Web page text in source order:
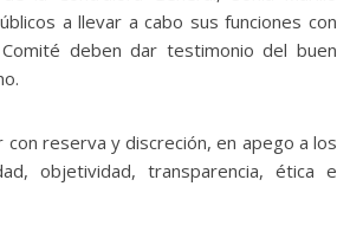
a llevar a cabo sus funciones con
deben dar testimonio del buen
reserva y discreción, en apego a los
objetividad, transparencia, ética e